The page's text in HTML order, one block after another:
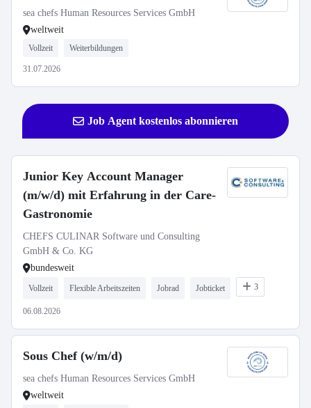
sea chefs Human Resources Services GmbH
weltweit
Vollzeit Weiterbildungen
31.07.2026
Job Agent kostenlos abonnieren
Junior Key Account Manager
(m/w/d) mit Erfahrung in der Care-
Gastronomie
CHEFS CULINAR Software und Consulting
GmbH & Co. KG
bundesweit
Vollzeit Flexible Arbeitszeiten Jobrad Jobticket 3
06.08.2026
Sous Chef (w/m/d)
sea chefs Human Resources Services GmbH
weltweit